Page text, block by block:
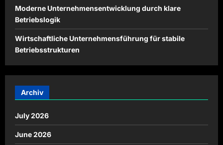
Moderne Unternehmensentwicklung durch klare
Betriebslogik
Wirtschaftliche Unternehmensführung für stabile
Betriebsstrukturen
Archiv
July 2026
June 2026